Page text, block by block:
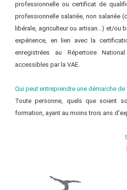
professionnelle ou certificat de
professionnelle salariée, non salariée
libérale, agriculteur ou artisan...) et/ou
expérience, en lien avec la
enregistrées au Répertoire
accessibles par la VAE.
Qui peut entreprendre une démarche de
Toute personne, quels que soient
formation, ayant au moins trois ans